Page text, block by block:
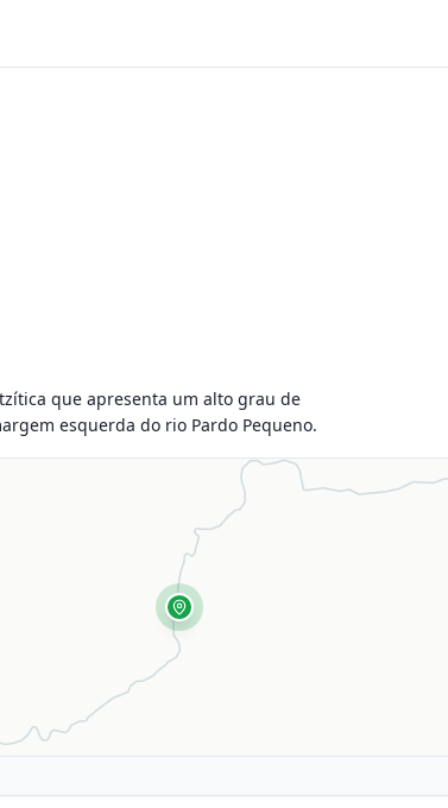
que apresenta um alto grau de
esquerda do rio Pardo Pequeno.